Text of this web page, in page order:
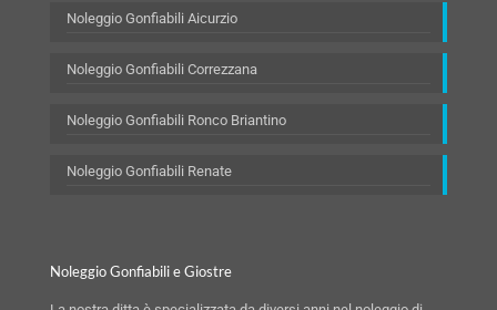
Noleggio Gonfiabili Aicurzio
Noleggio Gonfiabili Correzzana
Noleggio Gonfiabili Ronco Briantino
Noleggio Gonfiabili Renate
Noleggio Gonfiabili e Giostre